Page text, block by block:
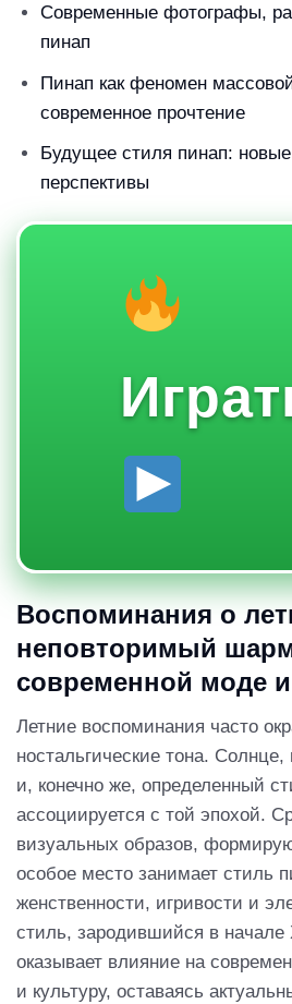
Современные фотографы,
пинап
Пинап как феномен
современное прочтение
Будущее стиля пинап:
перспективы
Воспоминания о
неповторимый
современной моде и
Летние воспоминания часто
ностальгические тона.
и, конечно же, определенный
ассоциируется с той эпохой.
визуальных образов,
особое место занимает стиль
женственности, игривости и
стиль, зародившийся в начале
оказывает влияние на
и культуру, оставаясь